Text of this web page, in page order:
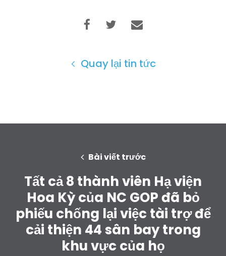
Quay lại tin tức
Bài viết trước
Tất cả 8 thành viên Hạ viện
Hoa Kỳ của NC GOP đã bỏ
phiếu chống lại việc tài trợ để
cải thiện 44 sân bay trong
khu vực của họ